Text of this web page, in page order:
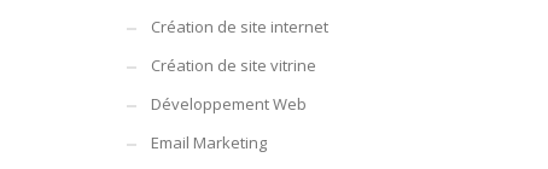
Création de site internet
Création de site vitrine
Développement Web
Email Marketing